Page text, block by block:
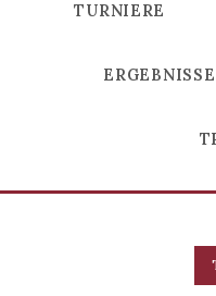
TURNIERE
ERGEBNISSE